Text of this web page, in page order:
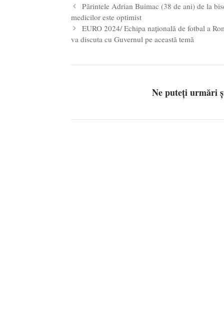
Părintele Adrian Buimac (38 de ani) de la
medicilor este optimist
EURO 2024/ Echipa națională de fotbal a
va discuta cu Guvernul pe această temă
Ne puteți urmări